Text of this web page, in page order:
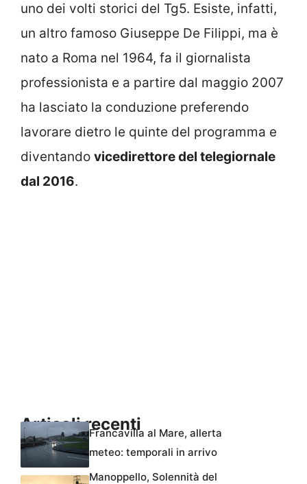
uno dei volti storici del Tg5. Esiste, infatti,
un altro famoso Giuseppe De Filippi, ma è
nato a Roma nel 1964, fa il giornalista
professionista e a partire dal maggio 2007
ha lasciato la conduzione preferendo
lavorare dietro le quinte del programma e
diventando vicedirettore del telegiornale
dal 2016.
Articoli recentiFrancavilla al Mare, allerta
meteo: temporali in arrivo
Manoppello, Solennità del